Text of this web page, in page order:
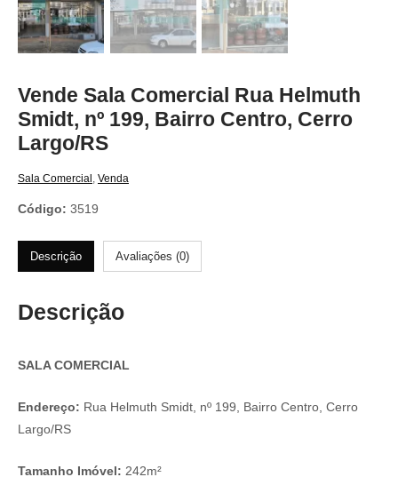
Vende Sala Comercial Rua Helmuth
Smidt, nº 199, Bairro Centro, Cerro
Largo/RS
Sala Comercial Venda
Código: 3519
Descrição Avaliações (0)
Descrição
SALA COMERCIAL
Endereço: Rua Helmuth Smidt, nº 199, Bairro Centro, Cerro
Largo/RS
Tamanho Imóvel: 242m²